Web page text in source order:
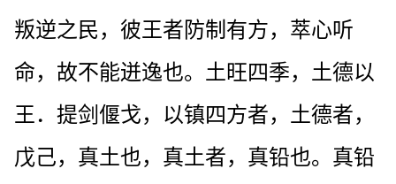
叛逆之民，彼王者防制有方，萃心听
命，故不能迸逸也。土旺四季，土德以
王．提剑偃戈，以镇四方者，土德者，
戊己，真土也，真土者，真铅也。真铅